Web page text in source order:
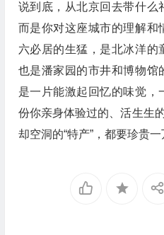
说到底，从北京回去带什么
而是你对这座城市的理解和
六必居的生猛，是北冰洋的
也是潘家园的市井和博物馆
是一片能激起回忆的味觉，
份你亲身体验过的、活生生
却空洞的“特产”，都要珍贵一